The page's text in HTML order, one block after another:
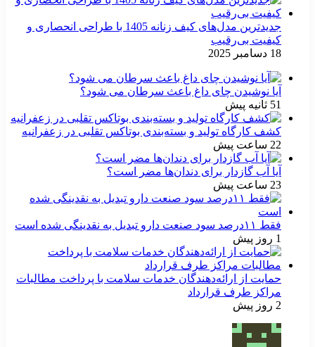
جدیدترین مدل‌های کیف زنانه 1405 با طراحی انحصاری و
کیفیت بی‌رقیب
18 دسامبر 2025
آیا نوشیدن چای داغ باعث سرطان می شود؟
51 ثانیه پیش
کشف کارگاه تولید و بسته‌بندی بوتاکس تقلبی در زعفرانیه
22 ساعت پیش
آیا آب گازدار برای دندان‌ها مضر است؟
23 ساعت پیش
فقط ۱۱‌درصد سود صنعت دارو تبدیل به نقدینگی شده است
1 روز پیش
حمایت از ارائه‌دهندگان خدمات سلامت با پرداخت مطالبات
مراکز طرف قرارداد
2 روز پیش